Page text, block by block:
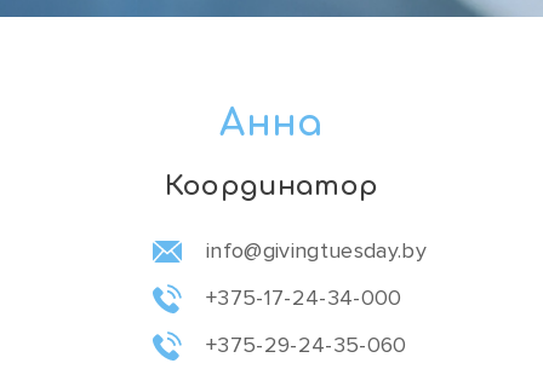
Анна
Координатор
info@givingtuesday.by
+375-17-24-34-000
+375-29-24-35-060